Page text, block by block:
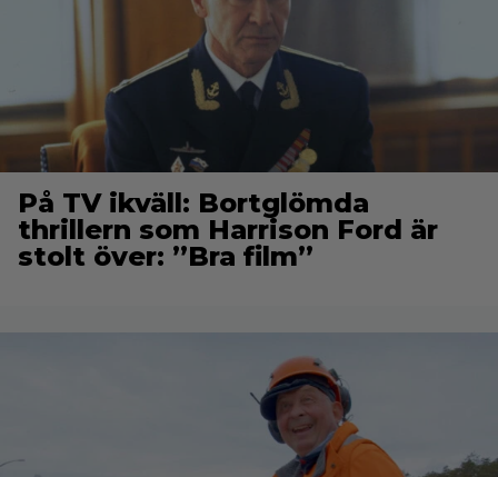
På TV ikväll: Bortglömda
thrillern som Harrison Ford är
stolt över: ”Bra film”